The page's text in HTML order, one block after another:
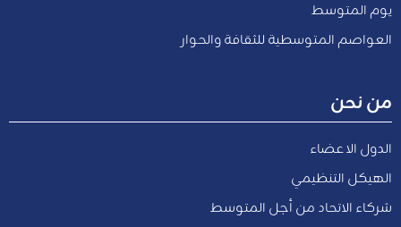
يوم المتوسط
العواصم المتوسطية للثقافة والحوار
من نحن
الدول الاعضاء
الهيكل التنظيمي
شركاء الاتحاد من أجل المتوسط